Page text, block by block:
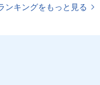
ンキングをもっと見る